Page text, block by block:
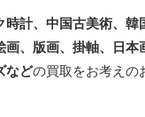
計、中国古美術、
画、版画、掛軸、日本
などの買取 をお考えの